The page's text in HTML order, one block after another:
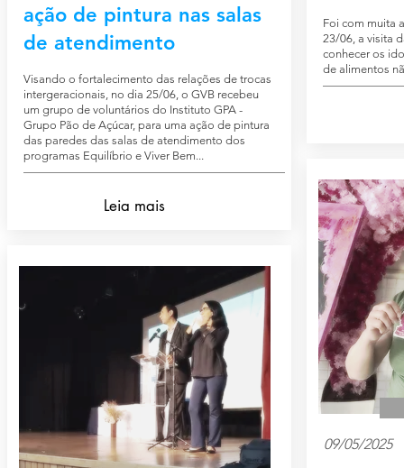
ação de pintura nas salas
de atendimento
Visando o fortalecimento das relações de trocas
intergeracionais, no dia 25/06, o GVB recebeu
um grupo de voluntários do Instituto GPA -
Grupo Pão de Açúcar, para uma ação de pintura
das paredes das salas de atendimento dos
programas Equilíbrio e Viver Bem...
Leia mais
Foi com muita
23/06, a visita
conhecer os
de alimentos
09/05/2025